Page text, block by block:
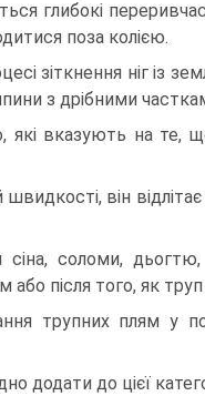
глибокі
поза колією.
зіткнення ніг із
з дрібними
які вказують на те,
він відлітає
сіна, соломи,
після того, як
трупних плям у
додати до цієї